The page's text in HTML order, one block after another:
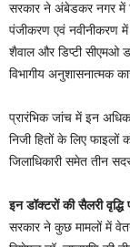
सरकार ने अंबेडकर नगर में
पंजीकरण एवं नवीनीकरण
शैवाल और डिप्टी सीएमओ
विभागीय अनुशासनात्मक
प्रारंभिक जांच में इन
निजी हितों के लिए
जिलाधिकारी समेत तीन
इन डॉक्टरों की सैलरी वृद्धि
सरकार ने कुछ मामलों में